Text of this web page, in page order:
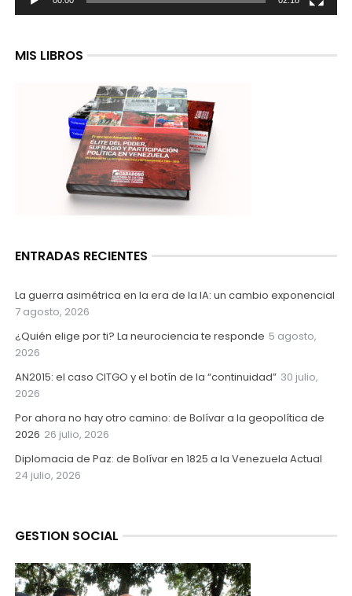
MIS LIBROS
ENTRADAS RECIENTES
La guerra asimétrica en la era de la IA: un cambio exponencial
7 agosto, 2026
¿Quién elige por ti? La neurociencia te responde 5 agosto,
2026
AN2015: el caso CITGO y el botín de la “continuidad” 30 julio,
2026
Por ahora no hay otro camino: de Bolívar a la geopolítica de
2026 26 julio, 2026
Diplomacia de Paz: de Bolívar en 1825 a la Venezuela Actual
24 julio, 2026
GESTION SOCIAL